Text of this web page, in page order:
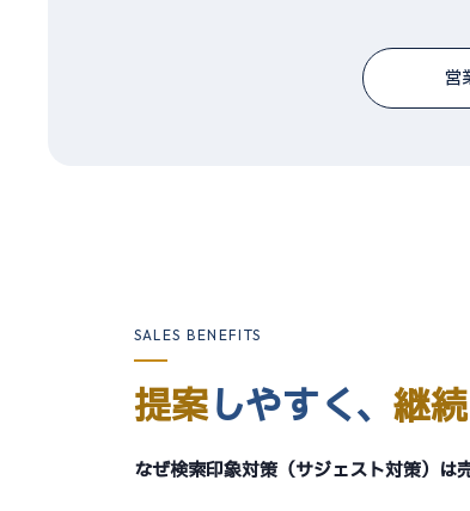
営
SALES BENEFITS
提案しやすく、 継続
なぜ検索印象対策（サジェスト対策）は